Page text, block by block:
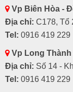
Vp Biên Hòa -
Địa chỉ: C178, Tổ
Tel: 0916 419 229
Vp Long
Địa chỉ: Số 14 -
Tel: 0916 419 229